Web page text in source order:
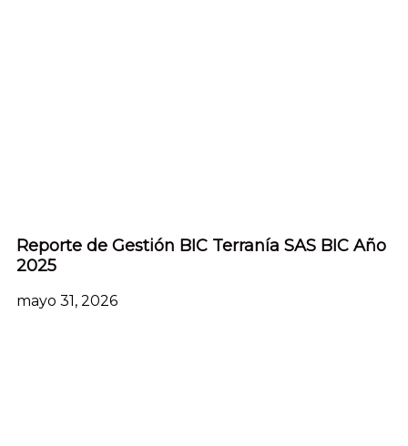
Reporte de Gestión BIC Terranía SAS BIC Año
2025
mayo 31, 2026